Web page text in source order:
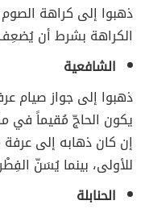
ذهبوا إلى كراهة
الكراهة بشرط أن
الشافعية
ذهبوا إلى جواز صيام
يكون الحاجّ مُقيماً في
إن كان ذهابه إلى
للأولى، بينما يُسَنّ
الحنابلة